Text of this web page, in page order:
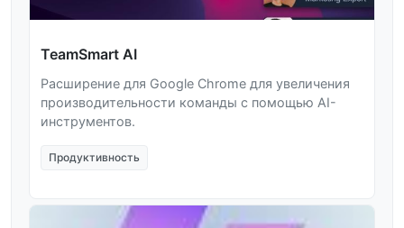
TeamSmart AI
Расширение для Google Chrome для увеличения
производительности команды с помощью AI-
инструментов.
Продуктивность